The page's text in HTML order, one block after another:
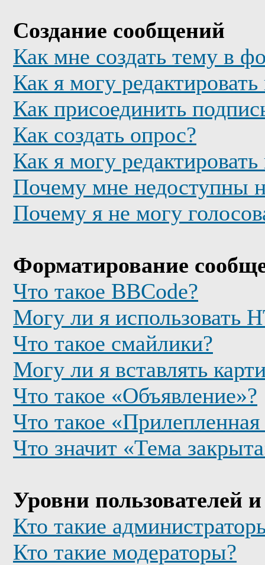
Создание сообщений
Как мне создать тему в
Как я могу
Как присоединить
Как создать опрос?
Как я могу
Почему мне недоступны
Почему я не могу
Форматирование
Что такое BBCode?
Могу ли я использовать
Что такое смайлики?
Могу ли я вставлять
Что такое «Объявление»?
Что такое «Прилепленная
Что значит «Тема
Уровни пользователей
Кто такие
Кто такие модераторы?